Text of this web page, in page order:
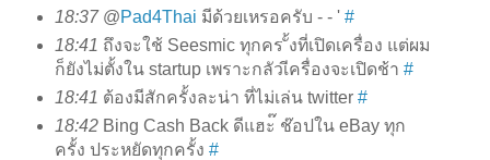
18:37@Pad4Thai มีด้วยเหรอครับ - - ' #
18:41 ถึงจะใช้ Seesmic ทุกคร ั้งที่เปิดเครื่อง แต่ผม
ก็ยังไม่ตั้งใน startup เพราะกลัวเีครื่องจะเปิดช้า #
18:41 ต้องมีสักครั้งละน่า ที่ไม่เล่น twitter #
18:42Bing Cash Back ดีแฮะ๊ ช๊อปใน eBay ทุก
ครั้ง ประหยัดทุกครั้ง #